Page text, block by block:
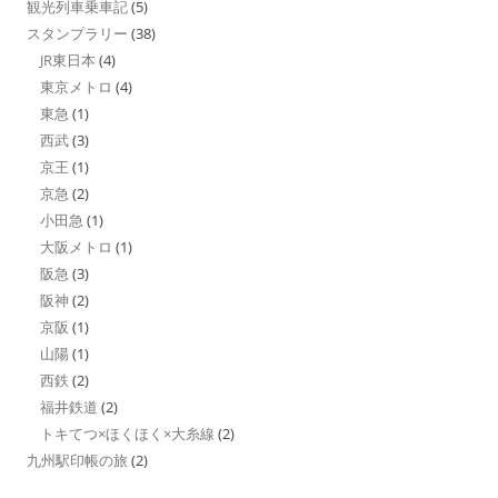
観光列車乗車記(5)
スタンプラリー (38)
JR東日本 (4)
東京メトロ (4)
東急 (1)
西武(3)
京王 (1)
京急 (2)
小田急 (1)
大阪メトロ (1)
阪急 (3)
阪神 (2)
京阪 (1)
山陽 (1)
西鉄 (2)
福井鉄道 (2)
トキてつ×ほくほく×大糸線 (2)
九州駅印帳の旅 (2)